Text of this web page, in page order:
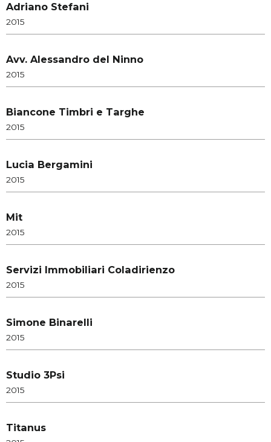
Adriano Stefani
2015
Avv. Alessandro del Ninno
2015
Biancone Timbri e Targhe
2015
Lucia Bergamini
2015
Mit
2015
Servizi Immobiliari Coladirienzo
2015
Simone Binarelli
2015
Studio 3Psi
2015
Titanus